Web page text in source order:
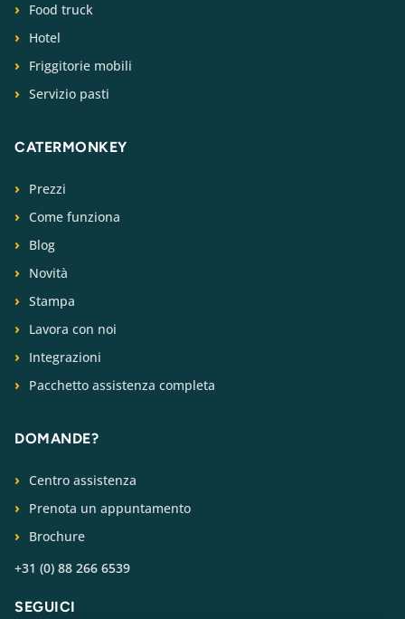
Food truck
Hotel
Friggitorie mobili
Servizio pasti
CATERMONKEY
Prezzi
Come funziona
Blog
Novità
Stampa
Lavora con noi
Integrazioni
Pacchetto assistenza completa
DOMANDE?
Centro assistenza
Prenota un appuntamento
Brochure
+31 (0) 88 266 6539
SEGUICI